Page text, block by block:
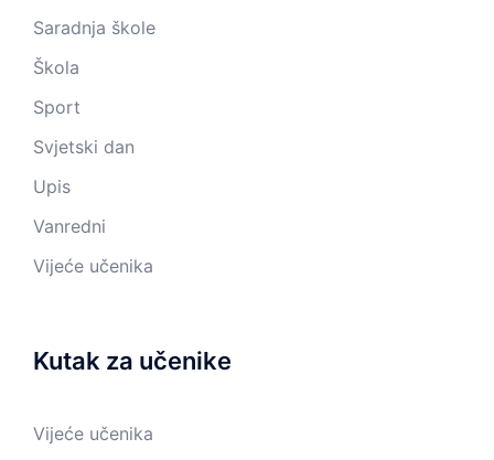
Saradnja škole
Škola
Sport
Svjetski dan
Upis
Vanredni
Vijeće učenika
Kutak za učenike
Vijeće učenika